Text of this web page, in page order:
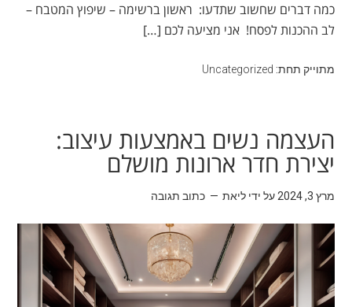
כמה דברים שחשוב שתדעו: ראשון ברשימה – שיפוץ המטבח –
לב ההכנות לפסח! אני מציעה לכם […]
מתוייק תחת: Uncategorized
העצמה נשים באמצעות עיצוב:
יצירת חדר ארונות מושלם
מרץ 3, 2024 על ידיליאת כתוב תגובה